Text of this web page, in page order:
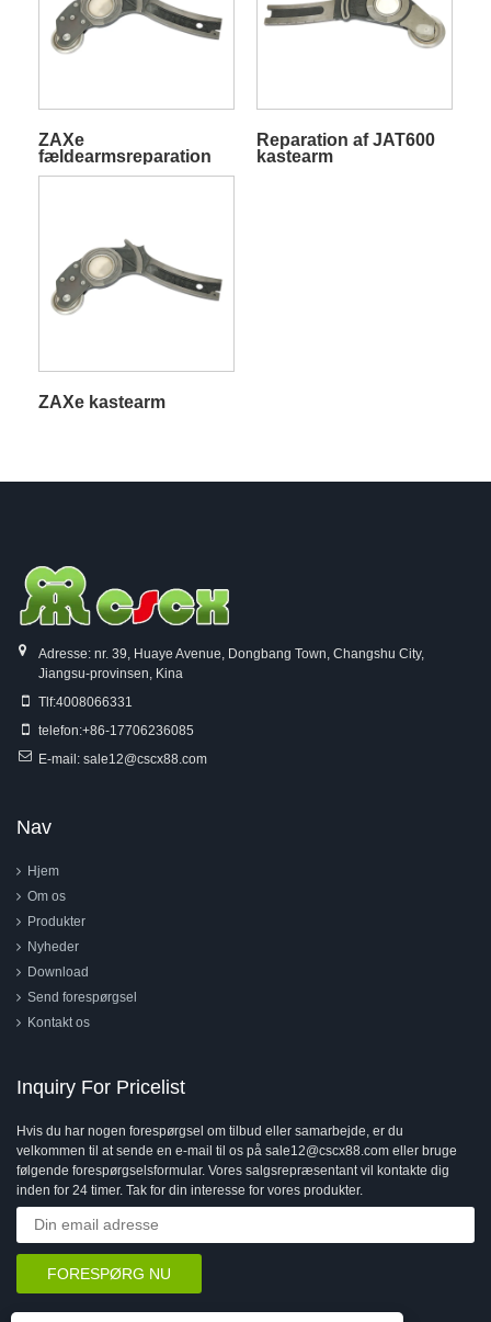
ZAXe
fældearmsreparation
Reparation af JAT600
kastearm
ZAXe kastearm
Adresse: nr. 39, Huaye Avenue, Dongbang Town, Changshu City,
Jiangsu-provinsen, Kina
Tlf:4008066331
telefon:+86-17706236085
E-mail: sale12@cscx88.com
Nav
Hjem
Om os
Produkter
Nyheder
Download
Send forespørgsel
Kontakt os
Inquiry For Pricelist
Hvis du har nogen forespørgsel om tilbud eller samarbejde, er du
velkommen til at sende en e-mail til os på sale12@cscx88.com eller bruge
følgende forespørgselsformular. Vores salgsrepræsentant vil kontakte dig
inden for 24 timer. Tak for din interesse for vores produkter.